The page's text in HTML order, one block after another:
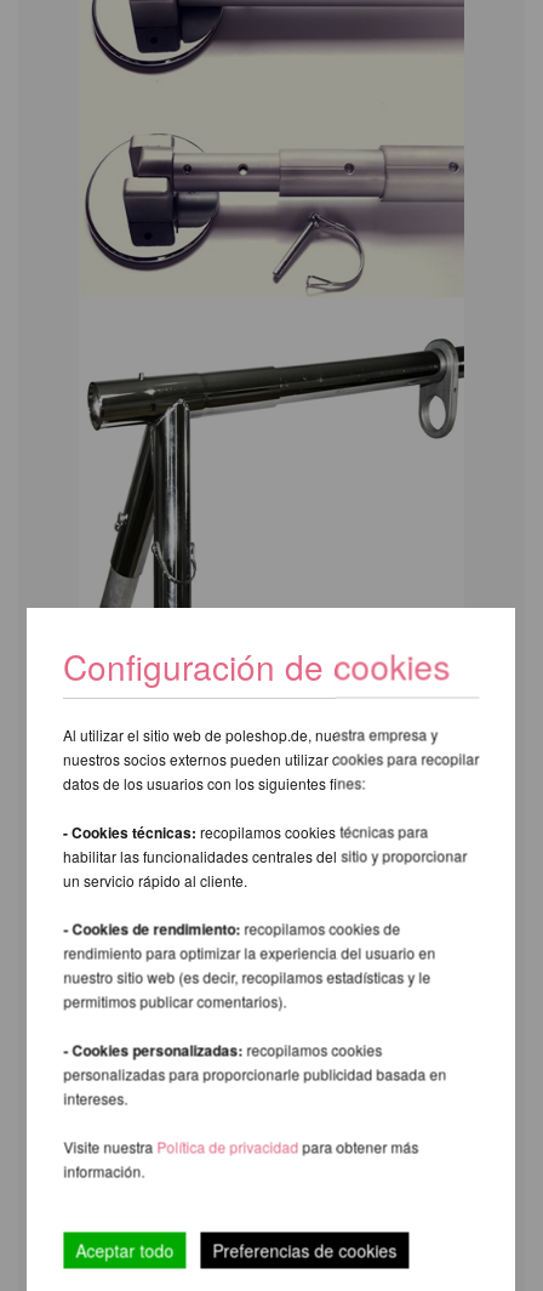
Configuración de cookies
Al utilizar el sitio web de poleshop.de, nuestra empresa y
nuestros socios externos pueden utilizar cookies para recopilar
datos de los usuarios con los siguientes fines:
- Cookies técnicas:recopilamos cookies técnicas para
habilitar las funcionalidades centrales del sitio y proporcionar
un servicio rápido al cliente.
- Cookies de rendimiento: recopilamos cookies de
rendimiento para optimizar la experiencia del usuario en
nuestro sitio web (es decir, recopilamos estadísticas y le
permitimos publicar comentarios).
- Cookies personalizadas: recopilamos cookies
personalizadas para proporcionarle publicidad basada en
intereses.
Visite nuestra Política de privacidadpara obtener más
información.
Aceptar todo Preferencias de cookies